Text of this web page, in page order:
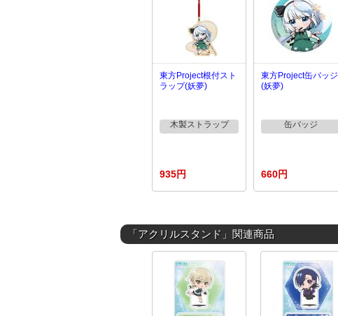
東方Project根付スト
ラップ(妖夢)
木製ストラップ
935円
東方Project缶バッジ
(妖夢)
缶バッジ
660円
「アクリルスタンド」関連商品